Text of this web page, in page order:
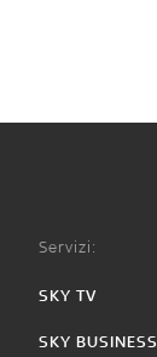
Servizi:
SKY TV
SKY BUSINESS